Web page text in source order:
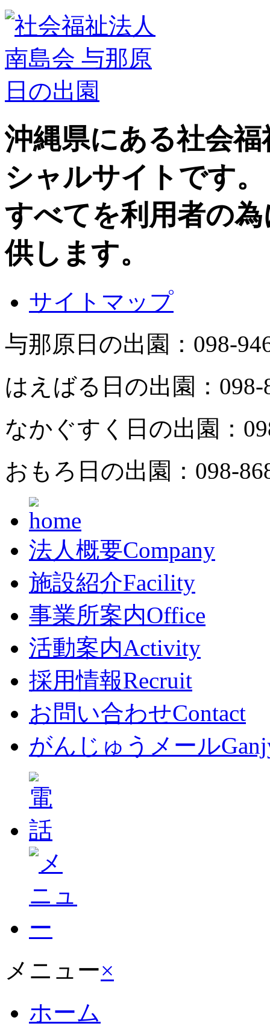
沖縄県にある社会
シャルサイトです。
すべてを利用者の
供します。
サイトマップ
与那原日の出園： 098-
はえばる日の出園： 098-
なかぐすく日の出園：
おもろ日の出園： 098-
法人概要Company
施設紹介Facility
事業所案内Office
活動案内Activity
採用情報Recruit
お問い合わせContact
がんじゅうメール
メニュー×
ホーム